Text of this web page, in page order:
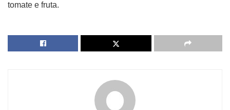
tomate e fruta.